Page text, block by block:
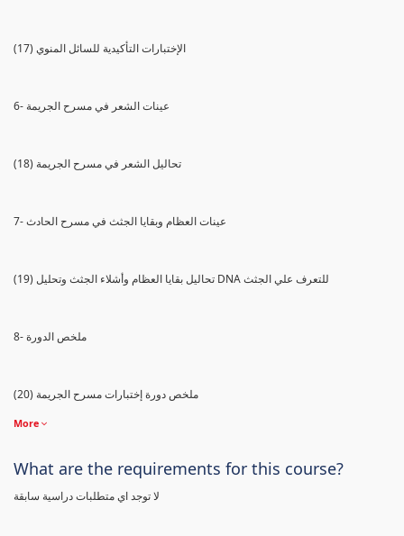
(17) الإختبارات التأكيدية للسائل المنوي
6- عينات الشعر في مسرح الجريمة
(18) تحاليل الشعر في مسرح الجريمة
7- عينات العظام وبقايا الجثث في مسرح الحادث
(19) تحاليل بقايا العظام وأشلاء الجثث وتحليل DNA للتعرف علي الجثث
8- ملخص الدورة
(20) ملخص دورة إختبارات مسرح الجريمة
More
What are the requirements for this course?
لا توجد اي متطلبات دراسية سابقة